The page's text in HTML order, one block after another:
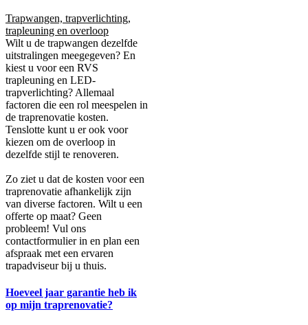
Trapwangen, trapverlichting,
trapleuning en overloop
Wilt u de trapwangen dezelfde
uitstralingen meegegeven? En
kiest u voor een RVS
trapleuning en LED-
trapverlichting? Allemaal
factoren die een rol meespelen in
de traprenovatie kosten.
Tenslotte kunt u er ook voor
kiezen om de overloop in
dezelfde stijl te renoveren.
Zo ziet u dat de kosten voor een
traprenovatie afhankelijk zijn
van diverse factoren. Wilt u een
offerte op maat? Geen
probleem! Vul ons
contactformulier in en plan een
afspraak met een ervaren
trapadviseur bij u thuis.
Hoeveel jaar garantie heb ik
op mijn traprenovatie?